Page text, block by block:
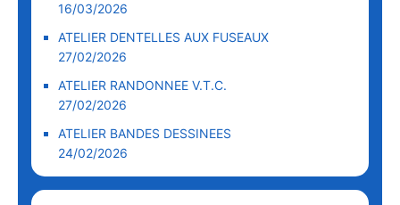
16/03/2026
ATELIER DENTELLES AUX FUSEAUX
27/02/2026
ATELIER RANDONNEE V.T.C.
27/02/2026
ATELIER BANDES DESSINEES
24/02/2026